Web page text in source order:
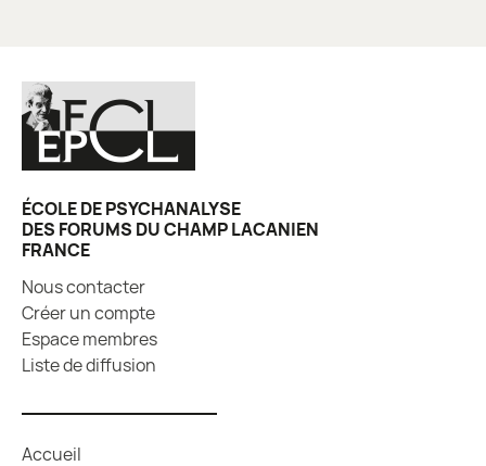
ÉCOLE DE PSYCHANALYSE
DES FORUMS DU CHAMP LACANIEN
FRANCE
Nous contacter
Créer un compte
Espace membres
Liste de diffusion
Accueil